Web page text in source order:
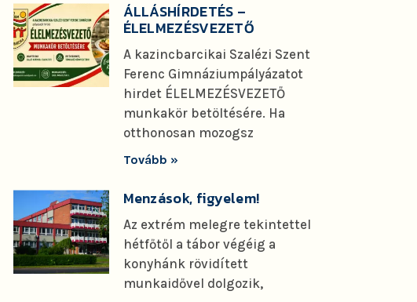
ÁLLÁSHÍRDETÉS –
ÉLELMEZÉSVEZETŐ
A kazincbarcikai Szalézi Szent
Ferenc Gimnáziumpályázatot
hirdet ÉLELMEZÉSVEZETŐ
munkakör betöltésére. Ha
otthonosan mozogsz
Tovább »
Menzások, figyelem!
Az extrém melegre tekintettel
hétfőtől a tábor végéig a
konyhánk rövidített
munkaidővel dolgozik,